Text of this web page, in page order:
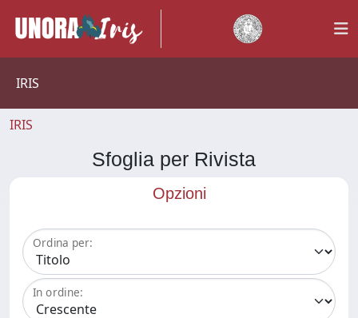
IRIS
IRIS
Sfoglia per Rivista
Opzioni
Ordina per:
In ordine: